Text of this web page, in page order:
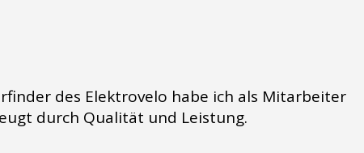
des Elektrovelo habe ich als Mitarbeiter
durch Qualität und Leistung.